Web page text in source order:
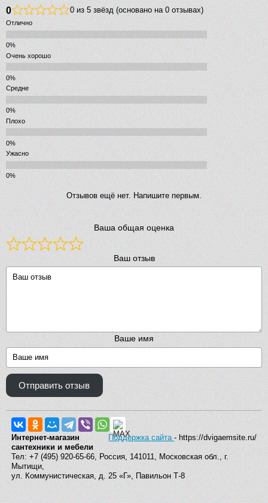
0 0 из 5 звёзд (основано на 0 отзывах)
Отлично
Очень хорошо
Средне
Плохо
Ужасно
Отзывов ещё нет. Напишите первым.
Ваша общая оценка
Ваш отзыв
Ваше имя
Отправить отзыв
Поддержка сайта- https://dvigaemsite.ru/
Интернет-магазин
сантехники и мебели
Тел: +7 (495) 920-65-66, Россия, 141011, Московская обл., г.
Мытищи,
ул. Коммунистическая, д. 25 «Г», Павильон Т-8